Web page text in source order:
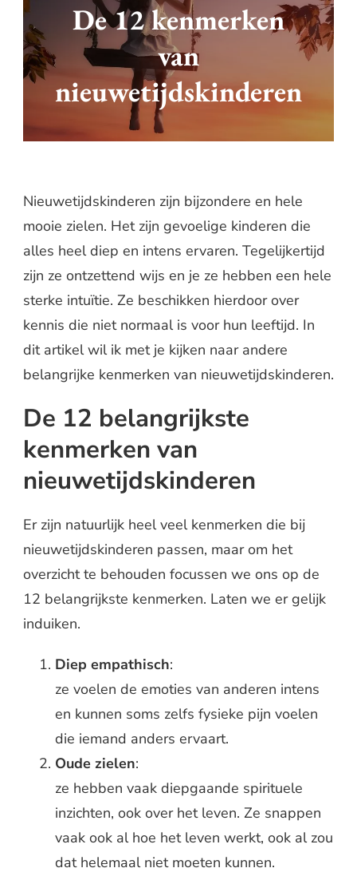
De 12 kenmerken
van
nieuwetijdskinderen
Nieuwetijdskinderen zijn bijzondere en hele
mooie zielen. Het zijn gevoelige kinderen die
alles heel diep en intens ervaren. Tegelijkertijd
zijn ze ontzettend wijs en je ze hebben een hele
sterke intuïtie. Ze beschikken hierdoor over
kennis die niet normaal is voor hun leeftijd. In
dit artikel wil ik met je kijken naar andere
belangrijke kenmerken van nieuwetijdskinderen.
De 12 belangrijkste
kenmerken van
nieuwetijdskinderen
Er zijn natuurlijk heel veel kenmerken die bij
nieuwetijdskinderen passen, maar om het
overzicht te behouden focussen we ons op de
12 belangrijkste kenmerken. Laten we er gelijk
induiken.
Diep empathisch:
ze voelen de emoties van anderen intens
en kunnen soms zelfs fysieke pijn voelen
die iemand anders ervaart.
Oude zielen:
ze hebben vaak diepgaande spirituele
inzichten, ook over het leven. Ze snappen
vaak ook al hoe het leven werkt, ook al zou
dat helemaal niet moeten kunnen.